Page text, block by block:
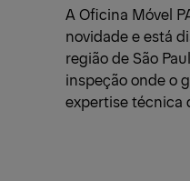
A Oficina Móvel
novidade e está
região de São
inspeção onde o
expertise técnica